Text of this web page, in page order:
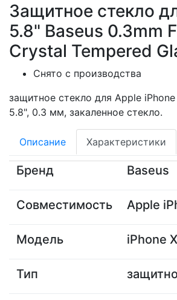
Защитное стекло
5.8" Baseus 0.3mm
Crystal Tempered
Снято с производства
защитное стекло для Apple iPhone
5.8", 0.3 мм, закаленное стекло.
Описание Характеристики
Бренд Baseus
Совместимость Apple
Модель iPhone
Тип